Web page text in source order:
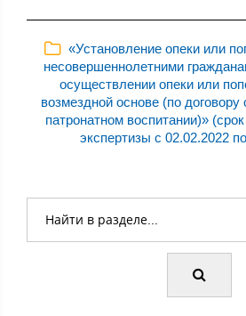
«Установление опеки или
несовершеннолетними
осуществлении опеки или
возмездной основе (по
патронатном воспитании)»
экспертизы с 02.02.2022